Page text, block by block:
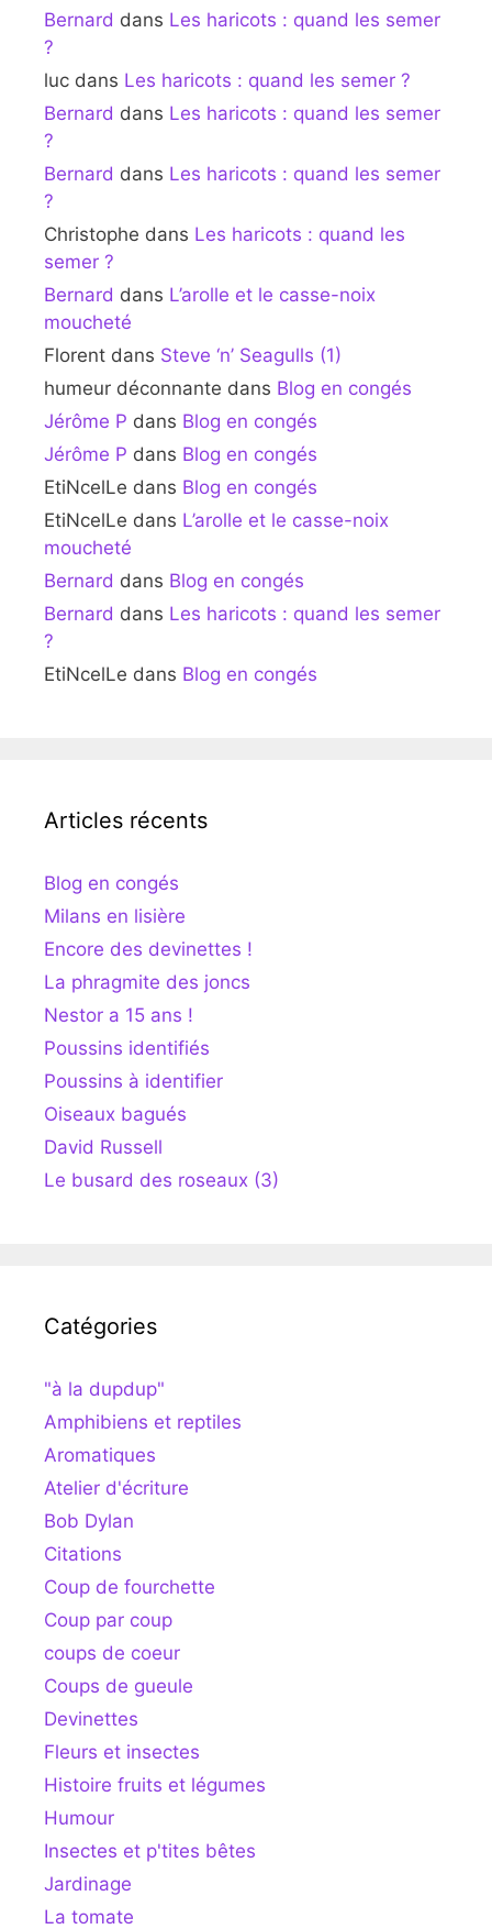
Bernard dans Les haricots : quand les semer
?
luc dans Les haricots : quand les semer ?
Bernard dans Les haricots : quand les semer
?
Bernard dans Les haricots : quand les semer
?
Christophe dans Les haricots : quand les
semer ?
Bernard dans L’arolle et le casse-noix
moucheté
Florent dans Steve ‘n’ Seagulls (1)
humeur déconnante dans Blog en congés
Jérôme P dans Blog en congés
Jérôme P dans Blog en congés
EtiNcelLe dans Blog en congés
EtiNcelLe dans L’arolle et le casse-noix
moucheté
Bernard dans Blog en congés
Bernard dans Les haricots : quand les semer
?
EtiNcelLe dans Blog en congés
Articles récents
Blog en congés
Milans en lisière
Encore des devinettes !
La phragmite des joncs
Nestor a 15 ans !
Poussins identifiés
Poussins à identifier
Oiseaux bagués
David Russell
Le busard des roseaux (3)
Catégories
"à la dupdup"
Amphibiens et reptiles
Aromatiques
Atelier d'écriture
Bob Dylan
Citations
Coup de fourchette
Coup par coup
coups de coeur
Coups de gueule
Devinettes
Fleurs et insectes
Histoire fruits et légumes
Humour
Insectes et p'tites bêtes
Jardinage
La tomate